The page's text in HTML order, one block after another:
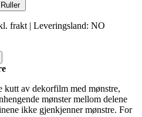
Ruller
frakt | Leveringsland: NO
kutt av dekorfilm med mønstre,
mønster mellom delene
ikke gjenkjenner mønstre. For